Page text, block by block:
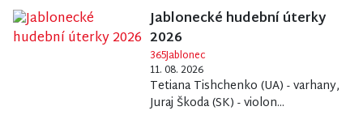
Jablonecké hudební úterky
2026
365Jablonec
11. 08. 2026
Tetiana Tishchenko (UA) - varhany,
Juraj Škoda (SK) - violon...